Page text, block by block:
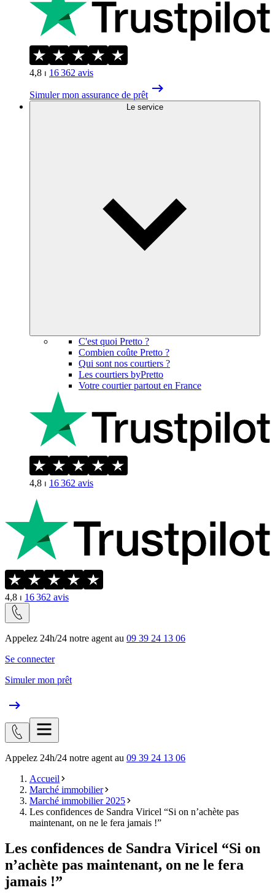
4,8 ⏐ 16 362 avis
Simuler mon assurance de prêt
Le service
C'est quoi Pretto ?
Combien coûte Pretto ?
Qui sont nos courtiers ?
Les courtiers byPretto
Votre courtier partout en France
4,8 ⏐ 16 362 avis
4,8 ⏐ 16 362 avis
Appelez 24h/24 notre agent au 09 39 24 13 06
Se connecter
Simuler mon prêt
Appelez 24h/24 notre agent au 09 39 24 13 06
Accueil
Marché immobilier
Marché immobilier 2025
Les confidences de Sandra Viricel “Si on n’achète pas
maintenant, on ne le fera jamais !”
Les confidences de Sandra Viricel “Si on
n’achète pas maintenant, on ne le fera
jamais !”